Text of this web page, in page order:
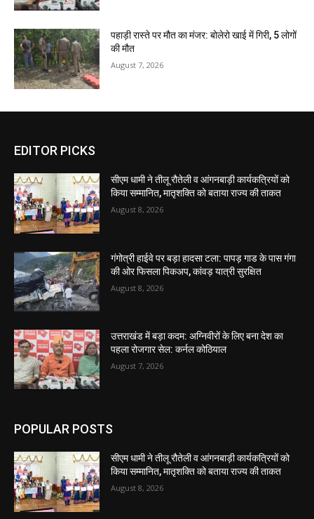
पहाड़ी रास्ते पर मौत का मंजर: बोलेरो खाई में गिरी, 5 लोगों
की मौत
August 7, 2026
EDITOR PICKS
सीएम धामी ने तीलू रौतेली व आंगनबाड़ी कार्यकत्रियों को
किया सम्मानित, मातृशक्ति को बताया राज्य की ताकत
August 8, 2026
गंगोत्री हाईवे पर बड़ा हादसा टला: पापड़ गाड के पास गंगा
की ओर फिसला पिकअप, कांवड़ यात्री सुरक्षित
August 8, 2026
उत्तराखंड में बड़ा कदम: अग्निवीरों के लिए बना देश का
पहला रोजगार सेल: कर्नल कोठियाल
August 7, 2026
POPULAR POSTS
सीएम धामी ने तीलू रौतेली व आंगनबाड़ी कार्यकत्रियों को
किया सम्मानित, मातृशक्ति को बताया राज्य की ताकत
August 8, 2026